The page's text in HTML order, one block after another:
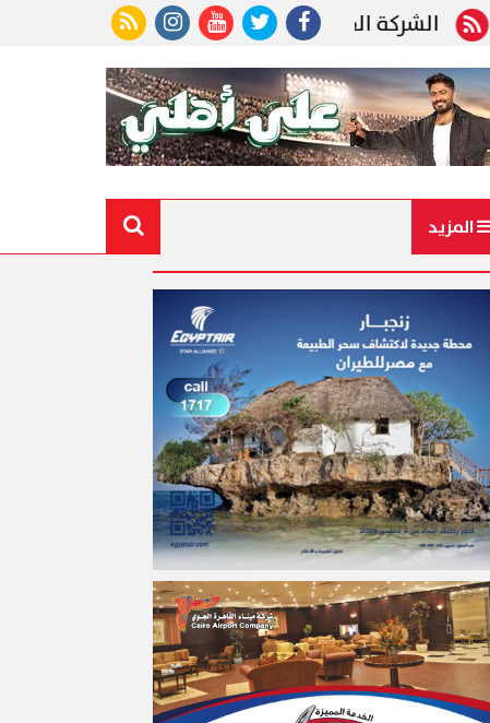
القابضة للنقل البحري والبري تعلن إتاحة حجز
المزيد